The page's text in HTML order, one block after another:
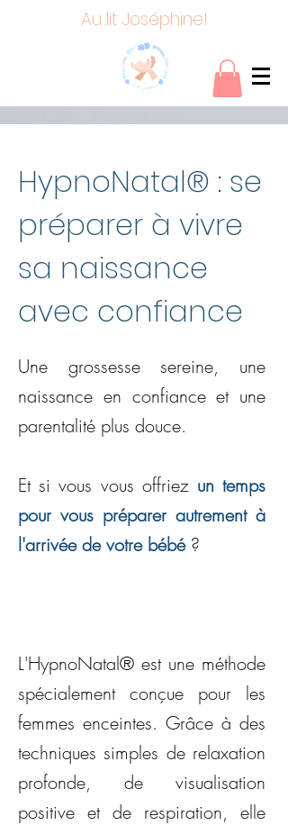
Au lit Joséphine!
HypnoNatal® : se
préparer à vivre
sa naissance
avec confiance
Une grossesse sereine, une
naissance en confiance et une
parentalité plus douce.
Et si vous vous offriez un temps
pour vous préparer autrement à
l'arrivée de votre bébé?
L'HypnoNatal® est une méthode
spécialement conçue pour les
femmes enceintes. Grâce à des
techniques simples de relaxation
profonde, de visualisation
positive et de respiration, elle